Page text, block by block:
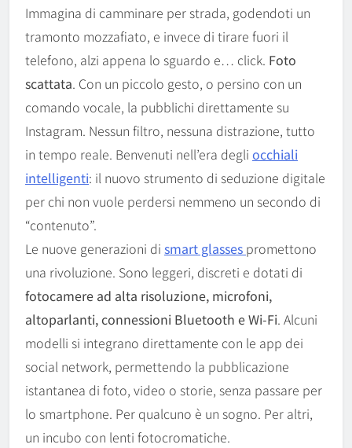
Immagina di camminare per strada, godendoti un
tramonto mozzafiato, e invece di tirare fuori il
telefono, alzi appena lo sguardo e… click. Foto
scattata. Con un piccolo gesto, o persino con un
comando vocale, la pubblichi direttamente su
Instagram. Nessun filtro, nessuna distrazione, tutto
in tempo reale. Benvenuti nell’era degli occhiali
intelligenti: il nuovo strumento di seduzione digitale
per chi non vuole perdersi nemmeno un secondo di
“contenuto”.
Le nuove generazioni di smart glasses promettono
una rivoluzione. Sono leggeri, discreti e dotati di
fotocamere ad alta risoluzione, microfoni,
altoparlanti, connessioni Bluetooth e Wi-Fi. Alcuni
modelli si integrano direttamente con le app dei
social network, permettendo la pubblicazione
istantanea di foto, video o storie, senza passare per
lo smartphone. Per qualcuno è un sogno. Per altri,
un incubo con lenti fotocromatiche.